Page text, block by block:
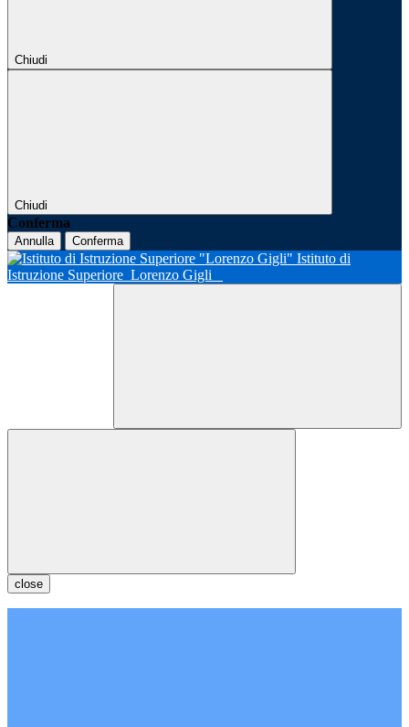
Chiudi
Chiudi
Conferma
Annulla Conferma
Istituto di
Istruzione Superiore Lorenzo Gigli
close